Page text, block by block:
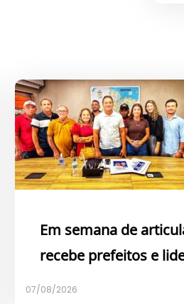
Em semana de
recebe prefeitos e
07/08/2026